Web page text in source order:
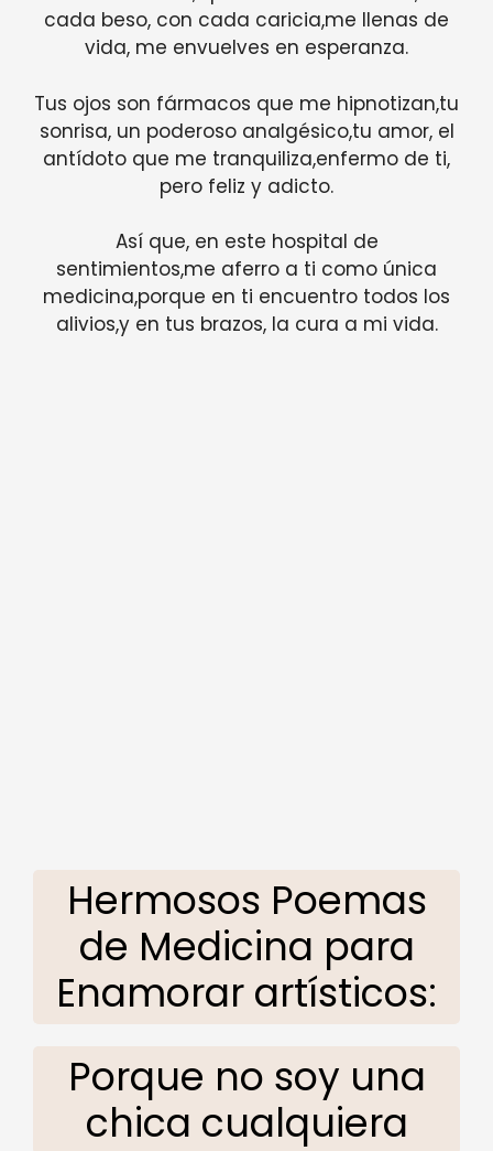
cada beso, con cada caricia,me llenas de
vida, me envuelves en esperanza.
Tus ojos son fármacos que me hipnotizan,tu
sonrisa, un poderoso analgésico,tu amor, el
antídoto que me tranquiliza,enfermo de ti,
pero feliz y adicto.
Así que, en este hospital de
sentimientos,me aferro a ti como única
medicina,porque en ti encuentro todos los
alivios,y en tus brazos, la cura a mi vida.
Hermosos Poemas
de Medicina para
Enamorar artísticos:
Porque no soy una
chica cualquiera